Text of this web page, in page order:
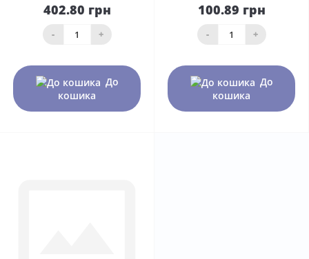
402.80 грн
- +
До
кошика
100.89 грн
- +
До
кошика